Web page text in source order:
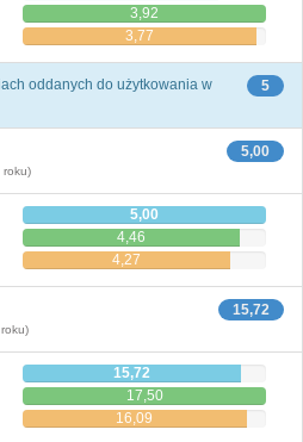
3,92
3,77
5
oddanych do użytkowania w
5,00
roku)
5,00
4,46
4,27
15,72
15,72
17,50
16,09